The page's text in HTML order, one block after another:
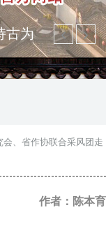
古为
民族
、省作协联合采风团走
作者：陈本育